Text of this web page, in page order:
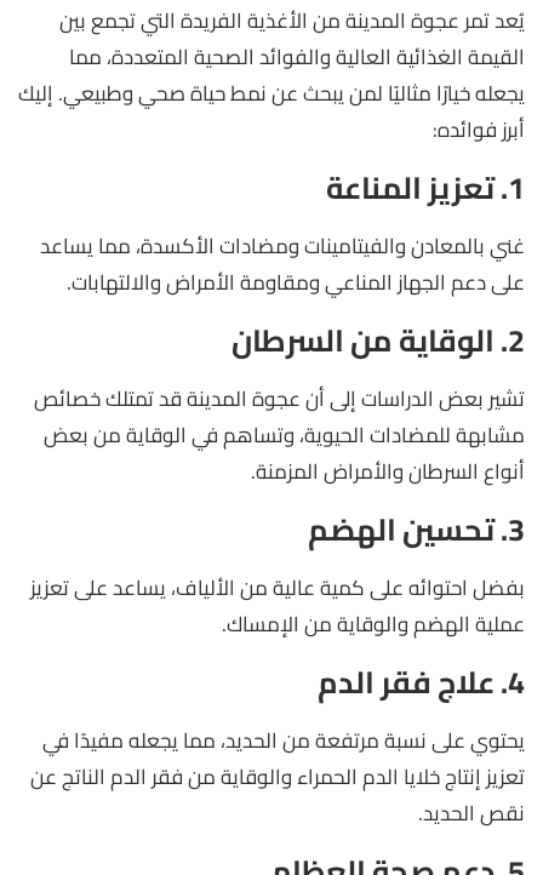
يُعد تمر عجوة المدينة من الأغذية الفريدة التي تجمع بين
القيمة الغذائية العالية والفوائد الصحية المتعددة، مما
يجعله خيارًا مثاليًا لمن يبحث عن نمط حياة صحي وطبيعي. إليك
أبرز فوائده:
1. تعزيز المناعة
غني بالمعادن والفيتامينات ومضادات الأكسدة، مما يساعد
على دعم الجهاز المناعي ومقاومة الأمراض والالتهابات.
2. الوقاية من السرطان
تشير بعض الدراسات إلى أن عجوة المدينة قد تمتلك خصائص
مشابهة للمضادات الحيوية، وتساهم في الوقاية من بعض
أنواع السرطان والأمراض المزمنة.
3. تحسين الهضم
بفضل احتوائه على كمية عالية من الألياف، يساعد على تعزيز
عملية الهضم والوقاية من الإمساك.
4. علاج فقر الدم
يحتوي على نسبة مرتفعة من الحديد، مما يجعله مفيدًا في
تعزيز إنتاج خلايا الدم الحمراء والوقاية من فقر الدم الناتج عن
نقص الحديد.